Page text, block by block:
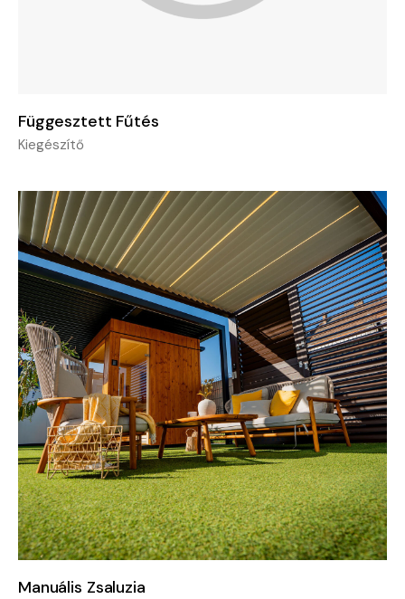
Függesztett Fűtés
Kiegészítő
Manuális Zsaluzia